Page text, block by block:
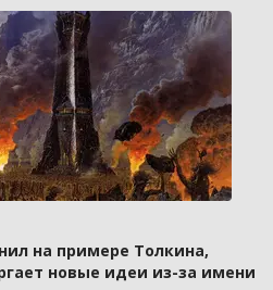
на примере Толкина,
новые идеи из-за имени